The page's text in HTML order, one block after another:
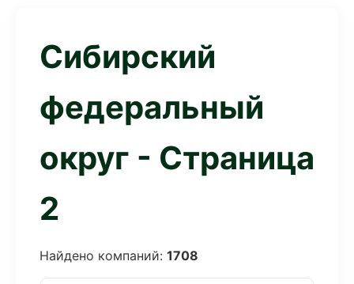
Сибирский
федеральный
округ - Страница
2
Найдено компаний: 1708